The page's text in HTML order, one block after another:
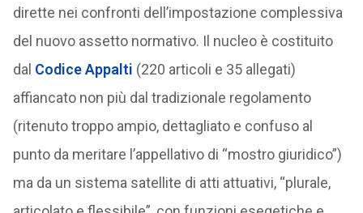
dirette nei confronti dell’impostazione complessiva
del nuovo assetto normativo. Il nucleo è costituito
dal Codice Appalti (220 articoli e 35 allegati)
affiancato non più dal tradizionale regolamento
(ritenuto troppo ampio, dettagliato e confuso al
punto da meritare l’appellativo di “mostro giuridico”)
ma da un sistema satellite di atti attuativi, “plurale,